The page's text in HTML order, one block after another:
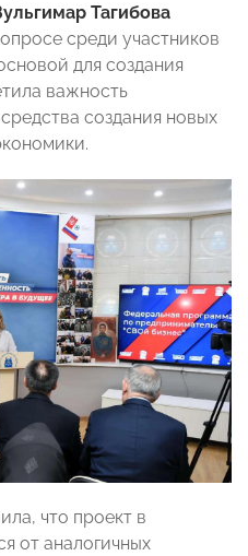
Тагибова
среди участников
для создания
важность
создания новых
что проект в
от аналогичных